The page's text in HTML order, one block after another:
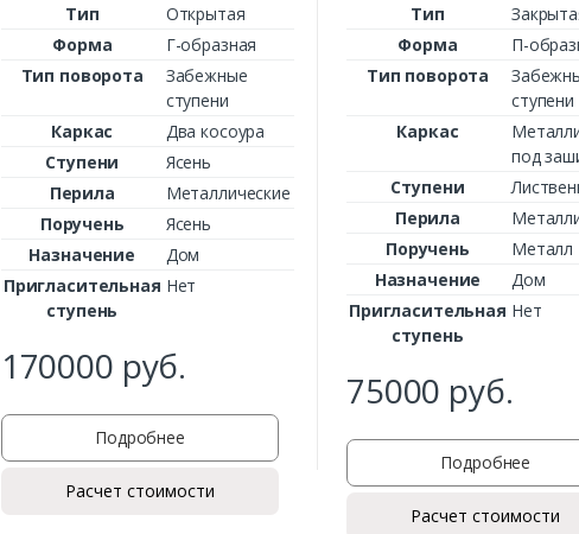
Ваше имя*
Комментарий к заказу
Тип
Открытая
Форма
Г-образная
Тип поворота
Забежные
ступени
Каркас
Два косоура
Ступени
Ясень
Перила
Металлические
Поручень
Ясень
Назначение
Дом
Пригласительная
ступень
Нет
170000 руб.
Подробнее
Расчет стоимости
Тип
Форма
П-
Тип поворота
ступени
Каркас
под
Ступени
Перила
Поручень
Металл
Назначение
Дом
Пригласительная
ступень
Нет
75000 руб.
Подробнее
Расчет стоимости